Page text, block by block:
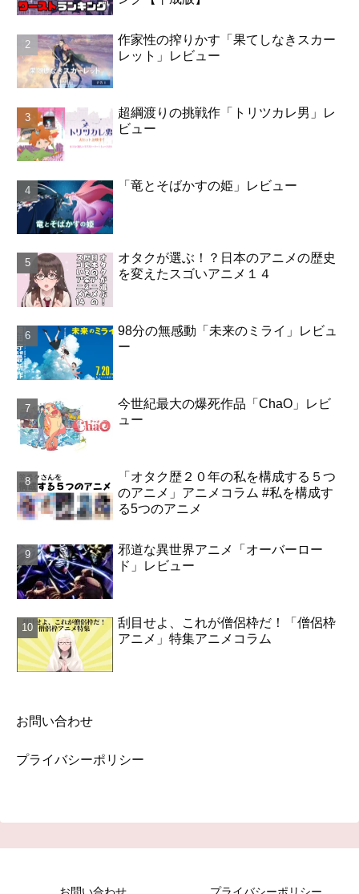
作家性の搾りかす「果てしなきスカー
レット」レビュー
超綱渡りの挑戦作「トリツカレ男」レ
ビュー
「竜とそばかすの姫」レビュー
オタクが選ぶ！？日本のアニメの歴史
を変えたスゴいアニメ１４
98分の無感動「未来のミライ」レビュ
ー
今世紀最大の爆死作品「ChaO」レビ
ュー
「オタク歴２０年の私を構成する５つ
のアニメ」アニメコラム #私を構成す
る5つのアニメ
邪道な異世界アニメ「オーバーロー
ド」レビュー
刮目せよ、これが僧侶枠だ！「僧侶枠
アニメ」特集アニメコラム
お問い合わせ
プライバシーポリシー